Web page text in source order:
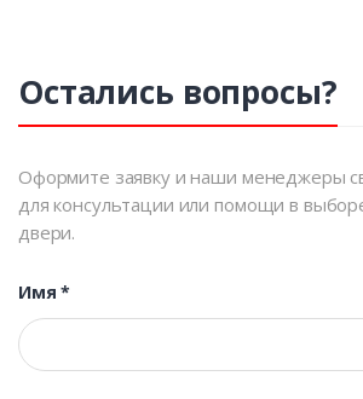
Остались вопросы?
Оформите заявку и наши менеджеры
для консультации или помощи в
двери.
Имя*